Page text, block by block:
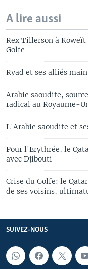
A lire aussi
Rex Tillerson à
Golfe
Ryad et ses alliés
Arabie saoudite,
radical au Royaume-
L'Arabie saoudite et
Pour l'Erythrée, le
avec Djibouti
Crise du Golfe: le
de ses voisins,
SUIVEZ-NOUS